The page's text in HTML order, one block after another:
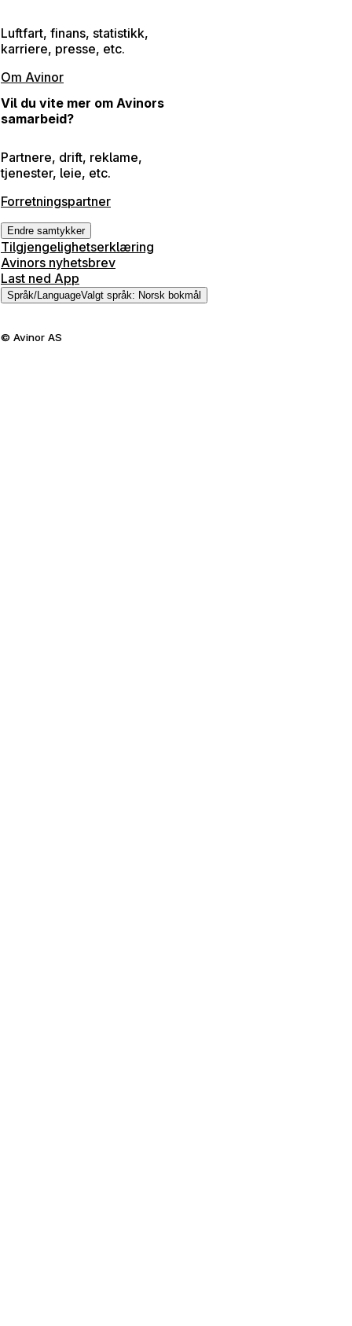
Luftfart, finans, statistikk,
karriere, presse, etc.
Om Avinor
Vil du vite mer om Avinors
samarbeid?
Partnere, drift, reklame,
tjenester, leie, etc.
Forretningspartner
Endre samtykker
Tilgjengelighetserklæring
Avinors nyhetsbrev
Last ned App
Språk/LanguageValgt språk: Norsk bokmål
© Avinor AS